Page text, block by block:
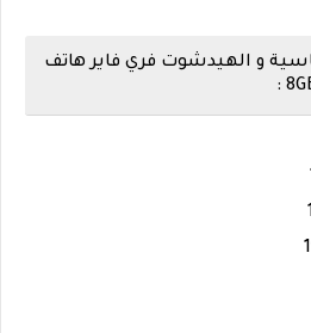
و الهيدشوت فري فاير هاتف